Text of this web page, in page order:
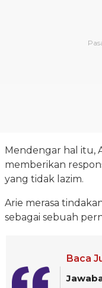
Mendengar hal itu,
memberikan
yang tidak lazim.
Arie merasa
sebagai sebuah
Baca